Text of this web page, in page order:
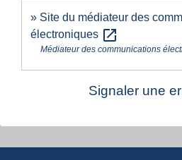
Site du médiateur des
électroniques open_in_new
Médiateur des communications
Signaler une